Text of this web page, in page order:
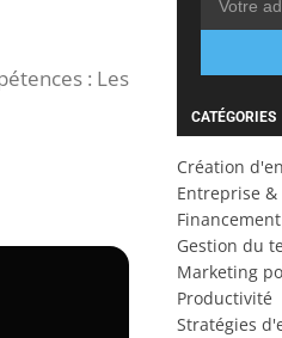
: Les
CATÉGORIES
Création
Entreprise
Gestion du
Marketing
Productivité
Stratégies